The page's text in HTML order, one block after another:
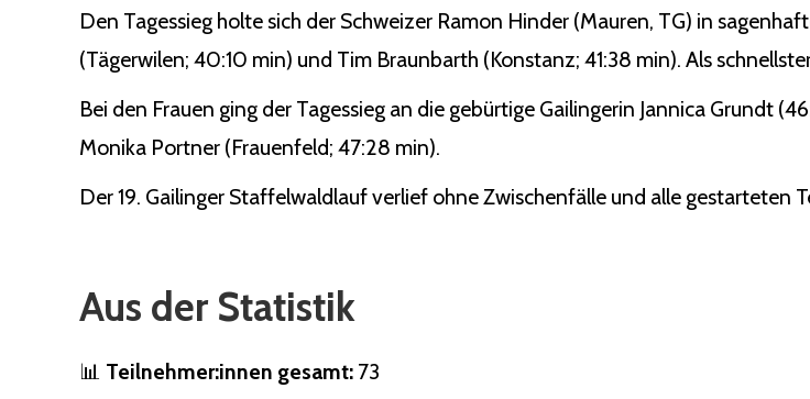
Den Tagessieg holte sich der Schweizer Ramon Hinder (Mauren, TG) in
(Tägerwilen; 40:10 min) und Tim Braunbarth (Konstanz; 41:38 min). Als
Bei den Frauen ging der Tagessieg an die gebürtige Gailingerin Jannica Grundt
Monika Portner (Frauenfeld; 47:28 min).
Der 19. Gailinger Staffelwaldlauf verlief ohne Zwischenfälle und alle gestarteten
Aus der Statistik
📊 Teilnehmer:innen gesamt: 73